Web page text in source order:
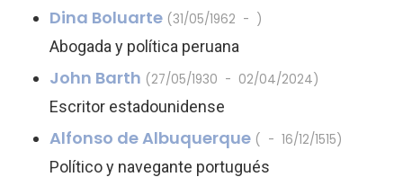
Dina Boluarte (31/05/1962 - )
Abogada y política peruana
John Barth (27/05/1930 - 02/04/2024)
Escritor estadounidense
Alfonso de Albuquerque ( - 16/12/1515)
Político y navegante portugués